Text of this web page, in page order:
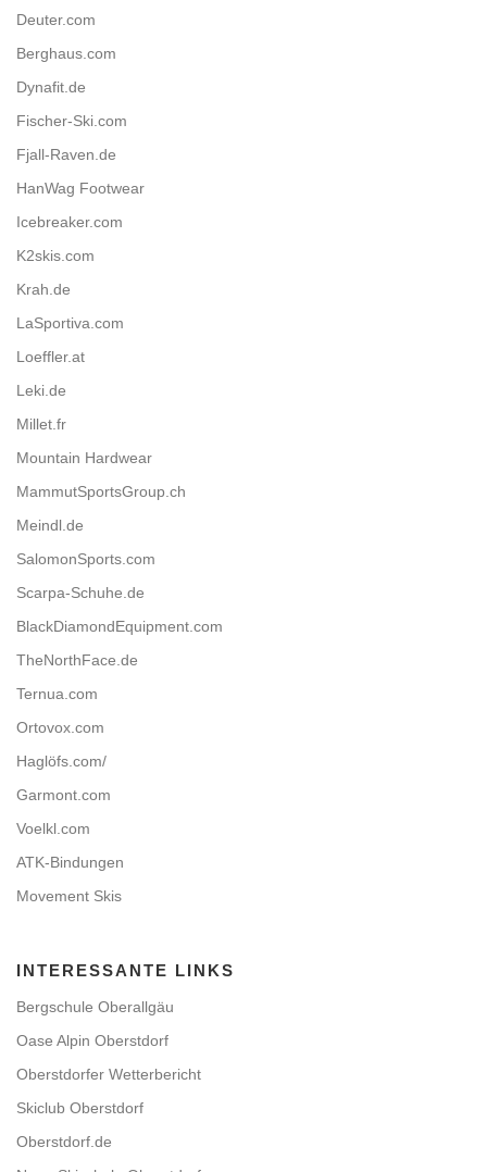
Deuter.com
Berghaus.com
Dynafit.de
Fischer-Ski.com
Fjall-Raven.de
HanWag Footwear
Icebreaker.com
K2skis.com
Krah.de
LaSportiva.com
Loeffler.at
Leki.de
Millet.fr
Mountain Hardwear
MammutSportsGroup.ch
Meindl.de
SalomonSports.com
Scarpa-Schuhe.de
BlackDiamondEquipment.com
TheNorthFace.de
Ternua.com
Ortovox.com
Haglöfs.com/
Garmont.com
Voelkl.com
ATK-Bindungen
Movement Skis
INTERESSANTE LINKS
Bergschule Oberallgäu
Oase Alpin Oberstdorf
Oberstdorfer Wetterbericht
Skiclub Oberstdorf
Oberstdorf.de